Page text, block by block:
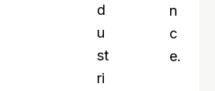
d
u
st
ri
n
c
e.